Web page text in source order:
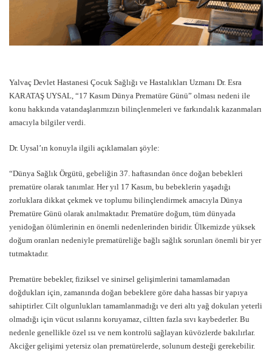
Yalvaç Devlet Hastanesi Çocuk Sağlığı ve Hastalıkları Uzmanı Dr. Esra
KARATAŞ UYSAL, “17 Kasım Dünya Prematüre Günü” olması nedeni ile
konu hakkında vatandaşlarımızın bilinçlenmeleri ve farkındalık kazanmaları
amacıyla bilgiler verdi.
Dr. Uysal’ın konuyla ilgili açıklamaları şöyle:
“Dünya Sağlık Örgütü, gebeliğin 37. haftasından önce doğan bebekleri
prematüre olarak tanımlar. Her yıl 17 Kasım, bu bebeklerin yaşadığı
zorluklara dikkat çekmek ve toplumu bilinçlendirmek amacıyla Dünya
Prematüre Günü olarak anılmaktadır. Prematüre doğum, tüm dünyada
yenidoğan ölümlerinin en önemli nedenlerinden biridir. Ülkemizde yüksek
doğum oranları nedeniyle prematüreliğe bağlı sağlık sorunları önemli bir yer
tutmaktadır.
Prematüre bebekler, fiziksel ve sinirsel gelişimlerini tamamlamadan
doğdukları için, zamanında doğan bebeklere göre daha hassas bir yapıya
sahiptirler. Cilt olgunlukları tamamlanmadığı ve deri altı yağ dokuları yeterli
olmadığı için vücut ısılarını koruyamaz, ciltten fazla sıvı kaybederler. Bu
nedenle genellikle özel ısı ve nem kontrolü sağlayan küvözlerde bakılırlar.
Akciğer gelişimi yetersiz olan prematürelerde, solunum desteği gerekebilir.